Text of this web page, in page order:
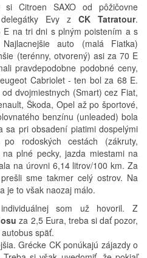
si Citroen SAXO od pôžičovne
Evy z CK Tatratour.
na tri dni s plným poistením a s
auto (malá Fiatka)
(terénny, otvorený) asi za 70 E
pravdepodobne podobné ceny,
Cabriolet - ten bol za 68 E.
dvojmiestnych (Smart) cez Fiat,
Škoda, Opel až po športové,
benzínu (unleaded) bola
sa pri obsadení piatimi dospelými
rodoských cestách (zákruty,
plné pecky, jazda miestami na
na úrovni 6,14 litrov/100 km. Za
sme takmer celý ostrov. Na
je to však naozaj málo.
som už hovoril. Z
za 2,5 Eura, treba si dať pozor,
späť.
Grécke CK ponúkajú zájazdy o